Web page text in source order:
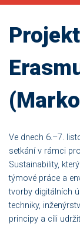
Ve dnech 6.–7.
setkání v rámci
Sustainability,
týmové práce a
tvorby digitálních
techniky,
principy a cíli